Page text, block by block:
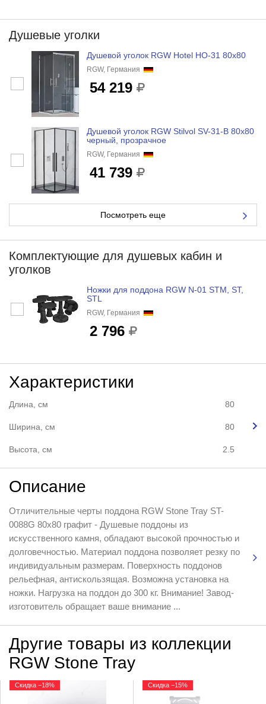
Душевые уголки
Душевой уголок RGW Hotel HO-31 80x80
RGW, Германия
54 219
Душевой уголок RGW Stilvol SV-31-B 80x80
черный, прозрачное
RGW, Германия
41 739
Посмотреть еще
Комплектующие для душевых кабин и
уголков
Ножки для поддона RGW N-01 STM, ST,
STL
RGW, Германия
2 796
Характеристики
Длина, см 80
Ширина, см 80
Высота, см 2.5
Описание
Отличительные черты поддона RGW Stone Tray ST-
0088G 80x80 графит - Душевые поддоны из
искусственного камня, обладают высокой прочностью и
долговечностью. Материал поддона позволяет резку по
индивидуальным размерам. Поверхность поддонов
рельефная, антискользящая. Возможна установка на
ножки. Нагрузка на поддон до 300 кг. Внимание! Завод-
изготовитель обращает ваше внимание ...
Другие товары из коллекции
RGW Stone Tray
Скидка −18% Скидка −15%